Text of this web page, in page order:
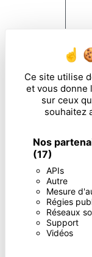
Ce site utilise
et vous donne
sur ceux
souhaitez
Nos
(17)
APIs
Autre
Mesure
Régies
Réseaux
Support
Vidéos
**